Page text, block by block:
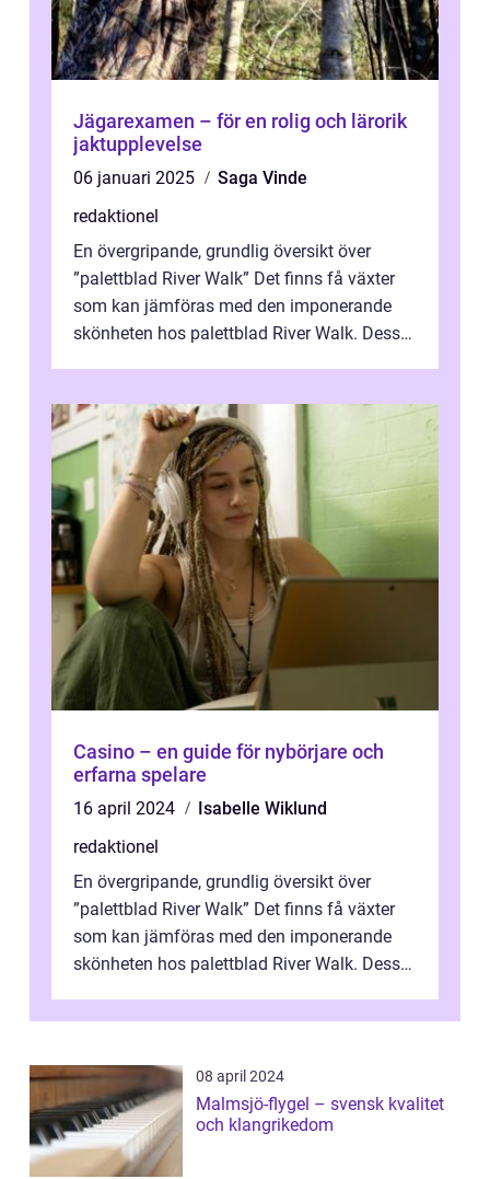
Jägarexamen – för en rolig och lärorik
jaktupplevelse
06 januari 2025
Saga Vinde
redaktionel
En övergripande, grundlig översikt över
”palettblad River Walk” Det finns få växter
som kan jämföras med den imponerande
skönheten hos palettblad River Walk. Dess
Casino – en guide för nybörjare och
erfarna spelare
16 april 2024
Isabelle Wiklund
redaktionel
En övergripande, grundlig översikt över
”palettblad River Walk” Det finns få växter
som kan jämföras med den imponerande
skönheten hos palettblad River Walk. Dess
08 april 2024
Malmsjö-flygel – svensk kvalitet
och klangrikedom